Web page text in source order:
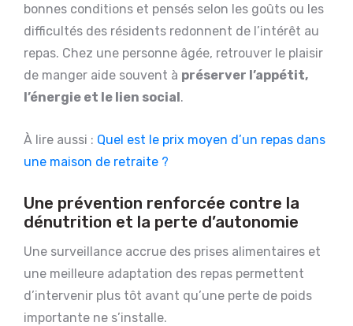
bonnes conditions et pensés selon les goûts ou les
difficultés des résidents redonnent de l’intérêt au
repas. Chez une personne âgée, retrouver le plaisir
de manger aide souvent à préserver l’appétit,
l’énergie et le lien social.
À lire aussi : Quel est le prix moyen d’un repas dans
une maison de retraite ?
Une prévention renforcée contre la
dénutrition et la perte d’autonomie
Une surveillance accrue des prises alimentaires et
une meilleure adaptation des repas permettent
d’intervenir plus tôt avant qu’une perte de poids
importante ne s’installe.